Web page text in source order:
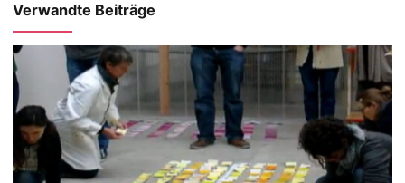
Verwandte Beiträge